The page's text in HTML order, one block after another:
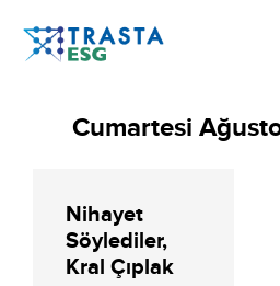
Cumartesi
Nihayet
Söylediler,
Kral Çıplak